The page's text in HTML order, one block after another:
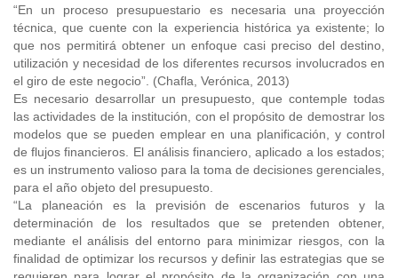
“En un proceso presupuestario es necesaria una proyección
técnica, que cuente con la experiencia histórica ya existente; lo
que nos permitirá obtener un enfoque casi preciso del destino,
utilización y necesidad de los diferentes recursos involucrados en
el giro de este negocio”. (Chafla, Verónica, 2013)
Es necesario desarrollar un presupuesto, que contemple todas
las actividades de la institución, con el propósito de demostrar los
modelos que se pueden emplear en una planificación, y control
de flujos financieros. El análisis financiero, aplicado a los estados;
es un instrumento valioso para la toma de decisiones gerenciales,
para el año objeto del presupuesto.
“La planeación es la previsión de escenarios futuros y la
determinación de los resultados que se pretenden obtener,
mediante el análisis del entorno para minimizar riesgos, con la
finalidad de optimizar los recursos y definir las estrategias que se